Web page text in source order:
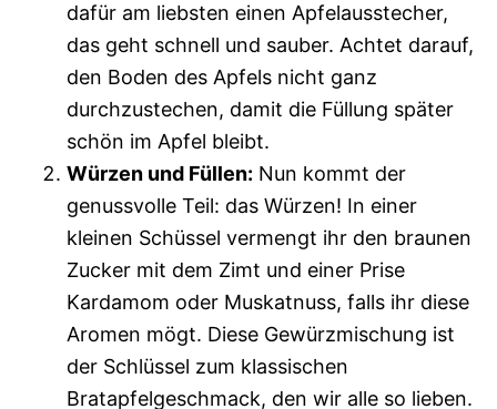
dafür am liebsten einen Apfelausstecher,
das geht schnell und sauber. Achtet darauf,
den Boden des Apfels nicht ganz
durchzustechen, damit die Füllung später
schön im Apfel bleibt.
Würzen und Füllen: Nun kommt der
genussvolle Teil: das Würzen! In einer
kleinen Schüssel vermengt ihr den braunen
Zucker mit dem Zimt und einer Prise
Kardamom oder Muskatnuss, falls ihr diese
Aromen mögt. Diese Gewürzmischung ist
der Schlüssel zum klassischen
Bratapfelgeschmack, den wir alle so lieben.